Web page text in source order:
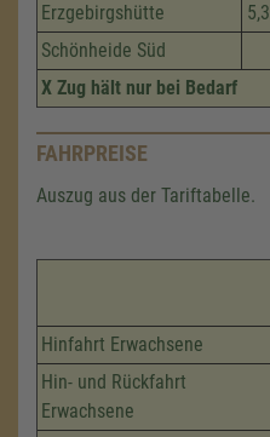
Erzgebirgshütte
5,3
Schönheide Süd
X Zug hält nur bei Bedarf
FAHRPREISE
Auszug aus der Tariftabelle.
Hinfahrt Erwachsene
Hin- und Rückfahrt
Erwachsene